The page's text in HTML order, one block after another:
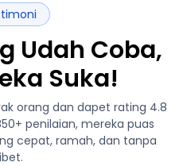
Udah Coba,
Suka!
orang dan dapet rating 4.8
penilaian, mereka puas
cepat, ramah, dan tanpa